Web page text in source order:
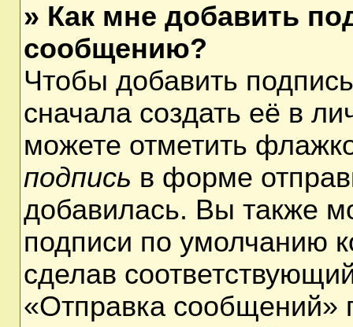
» Как мне добавить
сообщению?
Чтобы добавить
сначала создать её в
можете отметить
подпись в форме
добавилась. Вы также
подписи по умолчанию
сделав
«Отправка сообщений»